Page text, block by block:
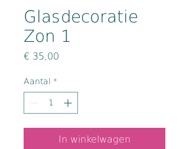
Glasdecoratie
Zon 1
€ 35,00
Aantal *
In winkelwagen